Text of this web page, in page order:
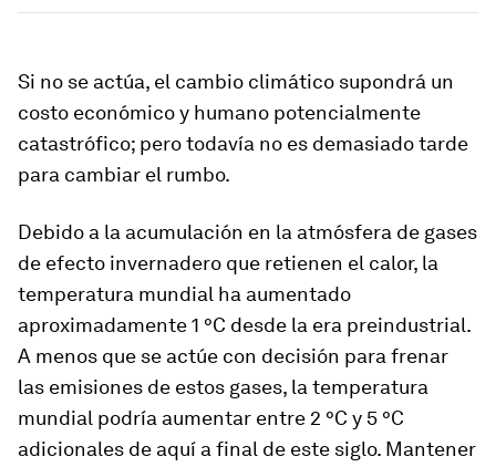
Si no se actúa, el cambio climático supondrá un
costo económico y humano potencialmente
catastrófico; pero todavía no es demasiado tarde
para cambiar el rumbo.
Debido a la acumulación en la atmósfera de gases
de efecto invernadero que retienen el calor, la
temperatura mundial ha aumentado
aproximadamente 1 °C desde la era preindustrial.
A menos que se actúe con decisión para frenar
las emisiones de estos gases, la temperatura
mundial podría aumentar entre 2 °C y 5 °C
adicionales de aquí a final de este siglo. Mantener